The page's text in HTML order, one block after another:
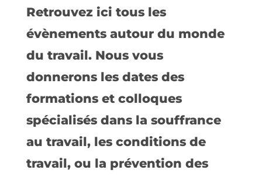
Retrouvez ici tous les
évènements autour du monde
du travail. Nous vous
donnerons les dates des
formations et colloques
spécialisés dans la souffrance
au travail, les conditions de
travail, ou la prévention des